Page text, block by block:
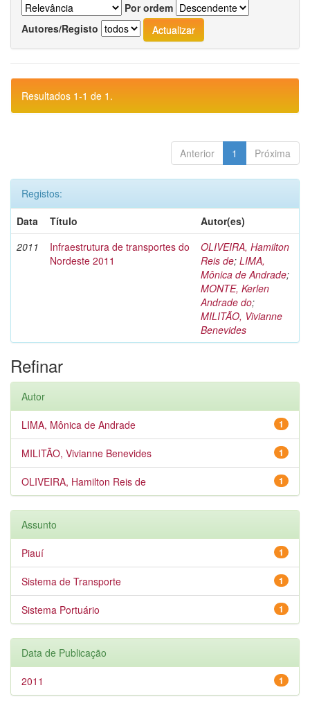
Por ordem
Autores/Registo
Resultados 1-1 de 1.
Anterior 1 Próxima
Registos:
Data
Título
Autor(es)
2011
Infraestrutura de transportes do
Nordeste 2011
OLIVEIRA, Hamilton
Reis de; LIMA,
Mônica de Andrade;
MONTE, Kerlen
Andrade do;
MILITÃO, Vivianne
Benevides
Refinar
Autor
1
LIMA, Mônica de Andrade
1
MILITÃO, Vivianne Benevides
1
OLIVEIRA, Hamilton Reis de
Assunto
1
Piauí
1
Sistema de Transporte
1
Sistema Portuário
Data de Publicação
1
2011